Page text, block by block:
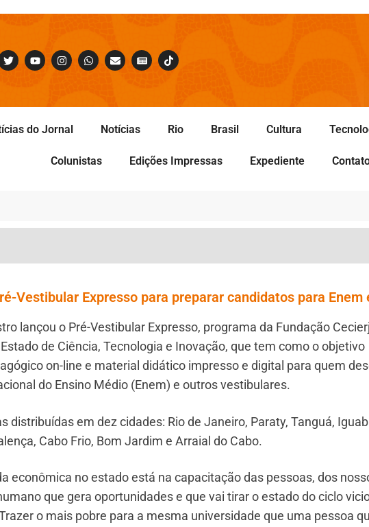
do Jornal Notícias Rio Brasil Cultura
Colunistas Edições Impressas Expediente
Vestibular Expresso para preparar candidatos para Enem
lançou o Pré-Vestibular Expresso, programa da Fundação
de Ciência, Tecnologia e Inovação, que tem como o objetivo
on-line e material didático impresso e digital para quem
do Ensino Médio (Enem) e outros vestibulares.
distribuídas em dez cidades: Rio de Janeiro, Paraty, Tanguá,
Cabo Frio, Bom Jardim e Arraial do Cabo.
econômica no estado está na capacitação das pessoas, dos
que gera oportunidades e que vai tirar o estado do ciclo
o mais pobre para a mesma universidade que uma pessoa